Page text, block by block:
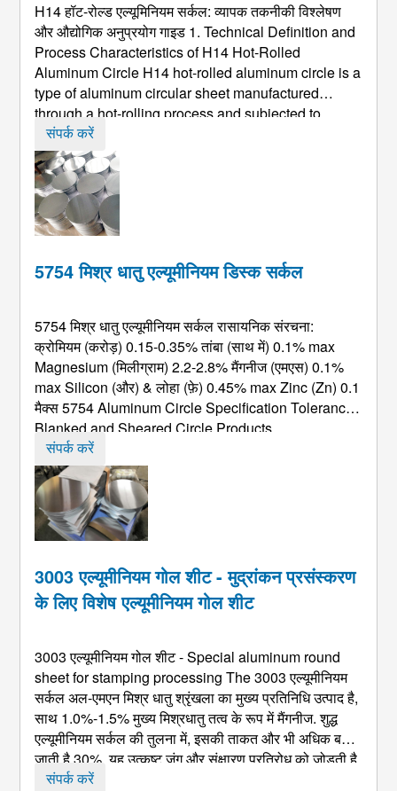
H14 हॉट-रोल्ड एल्यूमिनियम सर्कल: व्यापक तकनीकी विश्लेषण
और औद्योगिक अनुप्रयोग गाइड 1.Technical Definition and
Process Characteristics of H14 Hot-Rolled
Aluminum Circle H14 hot-rolled aluminum circle is a
type of aluminum circular sheet manufactured
through a hot-rolling process and subjected to
specific processing to achieve the H14 temper
"एच14" काम के माध्यम से प्राप्त आधे-कठोर स्वभाव को इंगित
करता है ...
संपर्क करें
5754 मिश्र धातु एल्यूमीनियम डिस्क सर्कल
5754 मिश्र धातु एल्यूमीनियम सर्कल रासायनिक संरचना:
क्रोमियम (करोड़) 0.15-0.35% तांबा (साथ में) 0.1% max
Magnesium
(मिलीग्राम) 2.2-2.8% मैंगनीज (एमएस) 0.1%
max Silicon (और) & लोहा (फ़े) 0.45% max Zinc (Zn) 0.1
मैक्स 5754Aluminum Circle Specification Tolerances
Blanked and Sheared Circle Products
Thickness
डी ...
संपर्क करें
3003 एल्यूमीनियम गोल शीट - मुद्रांकन प्रसंस्करण
के लिए विशेष एल्यूमीनियम गोल शीट
3003 एल्यूमीनियम गोल शीट -Special aluminum round
sheet for stamping processing The3003 एल्यूमीनियम
सर्कल अल-एमएन मिश्र धातु श्रृंखला का मुख्य प्रतिनिधि उत्पाद है,
साथ 1.0%-1.5% मुख्य मिश्रधातु तत्व के रूप में मैंगनीज. शुद्ध
एल्यूमीनियम सर्कल की तुलना में, इसकी ताकत और भी अधिक बढ़
जाती है 30%. यह उत्कृष्ट जंग और संक्षारण प्रतिरोध को जोड़ती है,
अच्छी डीप-ड्राइंग फॉर्मैबिलिटी, और एकसमान यांत्रिक प्रोप ...
संपर्क करें